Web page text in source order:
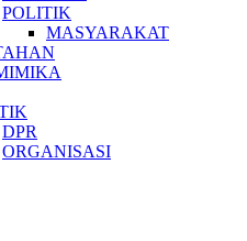
POLITIK
MASYARAKAT
DPR
ORGANISASI